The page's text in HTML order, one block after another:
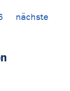
nächste